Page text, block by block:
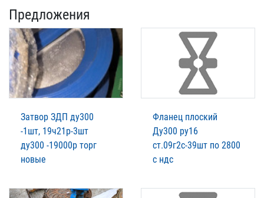
Предложения
Затвор ЗДП ду300
-1шт, 19ч21р-3шт
ду300 -19000р торг
новые
Фланец плоский
Ду300 ру16
ст.09г2с-39шт по 2800
с ндс